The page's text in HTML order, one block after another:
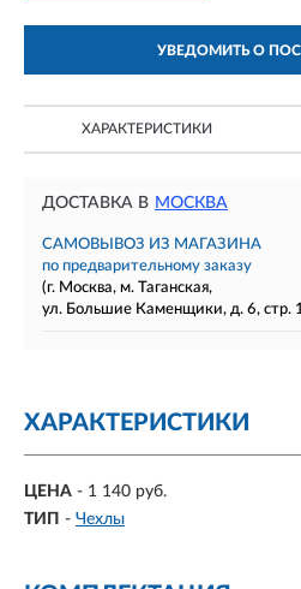
УВЕДОМИТЬ О
ХАРАКТЕРИСТИКИ
ДОСТАВКА В МОСКВА
САМОВЫВОЗ ИЗ МАГАЗИНА
по предварительному заказу
(г. Москва, м. Таганская,
ул. Большие Каменщики, д. 6, стр.
ХАРАКТЕРИСТИКИ
ЦЕНА - 1 140 руб.
ТИП - Чехлы